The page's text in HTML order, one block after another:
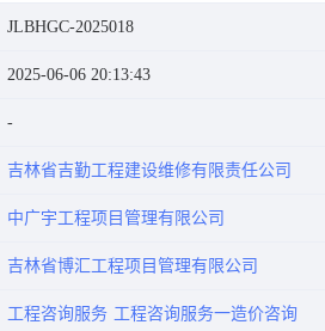
JLBHGC-2025018
2025-06-06 20:13:43
吉林省吉勤工程建设维修有限责任公司
中广宇工程项目管理有限公司
吉林省博汇工程项目管理有限公司
工程咨询服务 工程咨询服务一造价咨询